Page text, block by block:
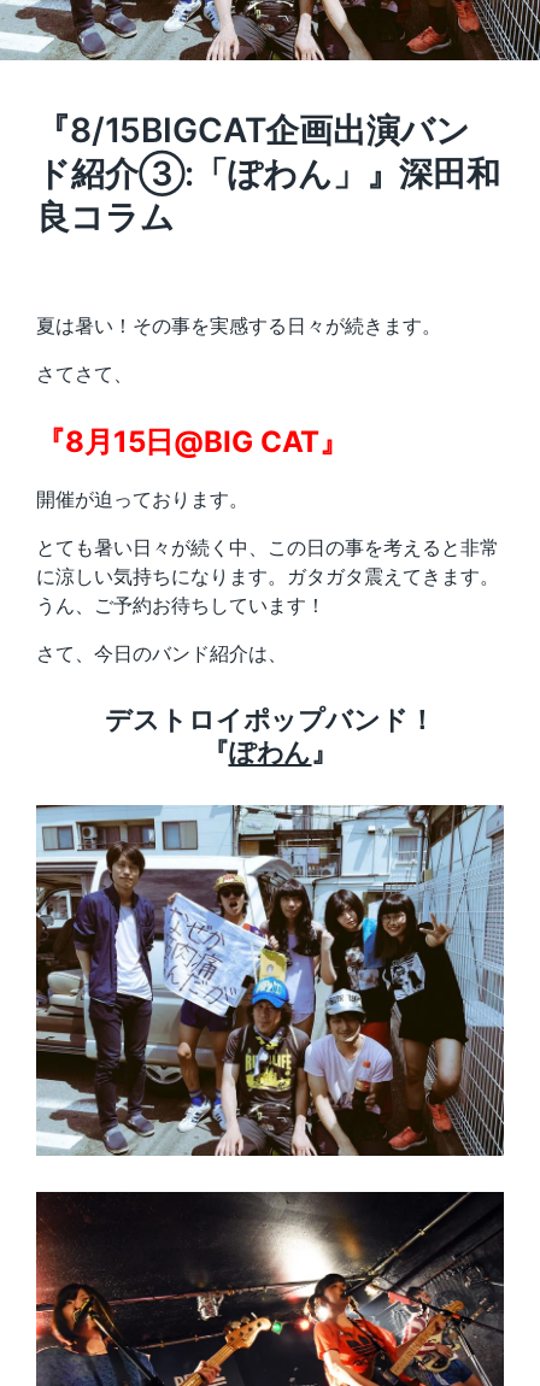
『8/15BIGCAT企画出演バン
ド紹介③:「ぽわん」』深田和
良コラム
夏は暑い！その事を実感する日々が続きます。
さてさて、
『8月15日@BIG CAT』
開催が迫っております。
とても暑い日々が続く中、この日の事を考えると非常
に涼しい気持ちになります。ガタガタ震えてきます。
うん、ご予約お待ちしています！
さて、今日のバンド紹介は、
デストロイポップバンド！
『ぽわん』